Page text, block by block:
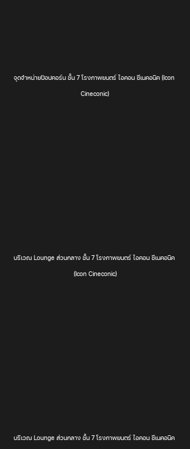
จุดจำหน่ายป๊อปคอร์น ชั้น 7 โรงภาพยนตร์ ไอคอน ซีเนคอนิค (Icon
Cineconic)
บริเวณ Lounge ส่วนกลาง ชั้น 7 โรงภาพยนตร์ ไอคอน ซีเนคอนิค
(Icon Cineconic)
บริเวณ Lounge ส่วนกลาง ชั้น 7 โรงภาพยนตร์ ไอคอน ซีเนคอนิค